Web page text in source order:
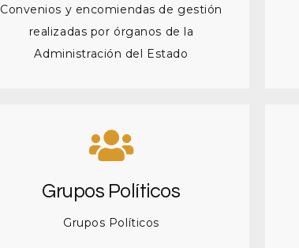
Convenios y encomiendas de gestión
realizadas por órganos de la
Administración del Estado
Grupos Políticos
Grupos Políticos